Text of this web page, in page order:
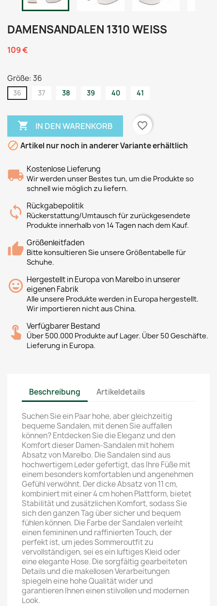
DAMENSANDALEN 1310 WEISS
109 €
Größe: 36
36 37 38 39 40 41
 IN DEN WARENKORB
favorite_border
 Artikel nur noch in anderer Variante erhältlich
Kostenlose Lieferung
Wir werden unser Bestes tun, um die Produkte so
schnell wie möglich zu liefern.
Rückgabepolitik
Rückerstattung/Umtausch für zurückgesendete
Produkte innerhalb von 14 Tagen nach dem Kauf.
Größenleitfaden
Bitte konsultieren Sie unsere Größentabelle für
Schuhe.
Hergestellt in Europa von Marelbo in unserer
eigenen Fabrik
Alle unsere Produkte werden in Europa hergestellt.
Wir importieren nicht aus China.
Verfügbarer Bestand
Über 500.000 Produkte auf Lager. Über 50 Geschäfte.
Lieferung in Europa.
Beschreibung Artikeldetails
Suchen Sie ein Paar hohe, aber gleichzeitig
bequeme Sandalen, mit denen Sie auffallen
können? Entdecken Sie die Eleganz und den
Komfort dieser Damen-Sandalen mit hohem
Absatz von Marelbo. Die Sandalen sind aus
hochwertigem Leder gefertigt, das Ihre Füße mit
einem besonders komfortablen und angenehmen
Gefühl verwöhnt. Der dicke Absatz von 11 cm,
kombiniert mit einer 4 cm hohen Plattform, bietet
Stabilität und zusätzlichen Komfort, sodass Sie
sich den ganzen Tag über sicher und bequem
fühlen können. Die Farbe der Sandalen verleiht
einen femininen und raffinierten Touch, der
perfekt ist, um jedes Sommeroutfit zu
vervollständigen, sei es ein luftiges Kleid oder
eine elegante Hose. Die sorgfältig gearbeiteten
Details und die makellosen Verarbeitungen
spiegeln eine hohe Qualität wider und
garantieren Ihnen einen stilvollen und modernen
Look.